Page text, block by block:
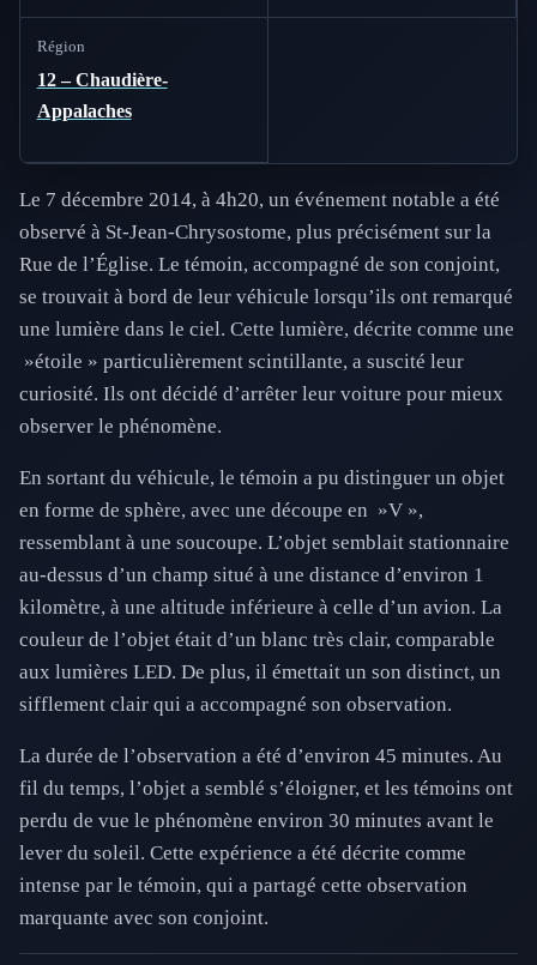
Région
12 – Chaudière-
Appalaches
Le 7 décembre 2014, à 4h20, un événement notable a été
observé à St-Jean-Chrysostome, plus précisément sur la
Rue de l’Église. Le témoin, accompagné de son conjoint,
se trouvait à bord de leur véhicule lorsqu’ils ont remarqué
une lumière dans le ciel. Cette lumière, décrite comme une
»étoile » particulièrement scintillante, a suscité leur
curiosité. Ils ont décidé d’arrêter leur voiture pour mieux
observer le phénomène.
En sortant du véhicule, le témoin a pu distinguer un objet
en forme de sphère, avec une découpe en »V »,
ressemblant à une soucoupe. L’objet semblait stationnaire
au-dessus d’un champ situé à une distance d’environ 1
kilomètre, à une altitude inférieure à celle d’un avion. La
couleur de l’objet était d’un blanc très clair, comparable
aux lumières LED. De plus, il émettait un son distinct, un
sifflement clair qui a accompagné son observation.
La durée de l’observation a été d’environ 45 minutes. Au
fil du temps, l’objet a semblé s’éloigner, et les témoins ont
perdu de vue le phénomène environ 30 minutes avant le
lever du soleil. Cette expérience a été décrite comme
intense par le témoin, qui a partagé cette observation
marquante avec son conjoint.